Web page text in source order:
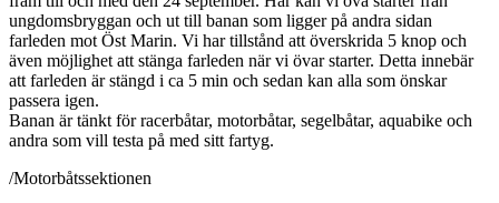
ungdomsbryggan och ut till banan som ligger på andra sidan
farleden mot Öst Marin. Vi har tillstånd att överskrida 5 knop och
även möjlighet att stänga farleden när vi övar starter. Detta innebär
att farleden är stängd i ca 5 min och sedan kan alla som önskar
passera igen.
Banan är tänkt för racerbåtar, motorbåtar, segelbåtar, aquabike och
andra som vill testa på med sitt fartyg.
/Motorbåtssektionen